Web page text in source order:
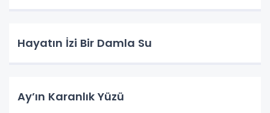
Hayatın İzi Bir Damla Su
​Ay’ın Karanlık Yüzü